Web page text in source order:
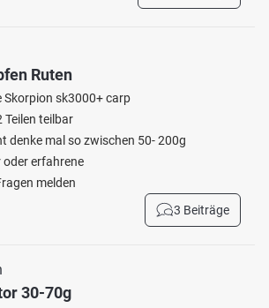
Ruten
Skorpion sk3000+ carp
Teilen teilbar
denke mal so zwischen 50- 200g
erfahrene
melden
3 Beiträge
30-70g